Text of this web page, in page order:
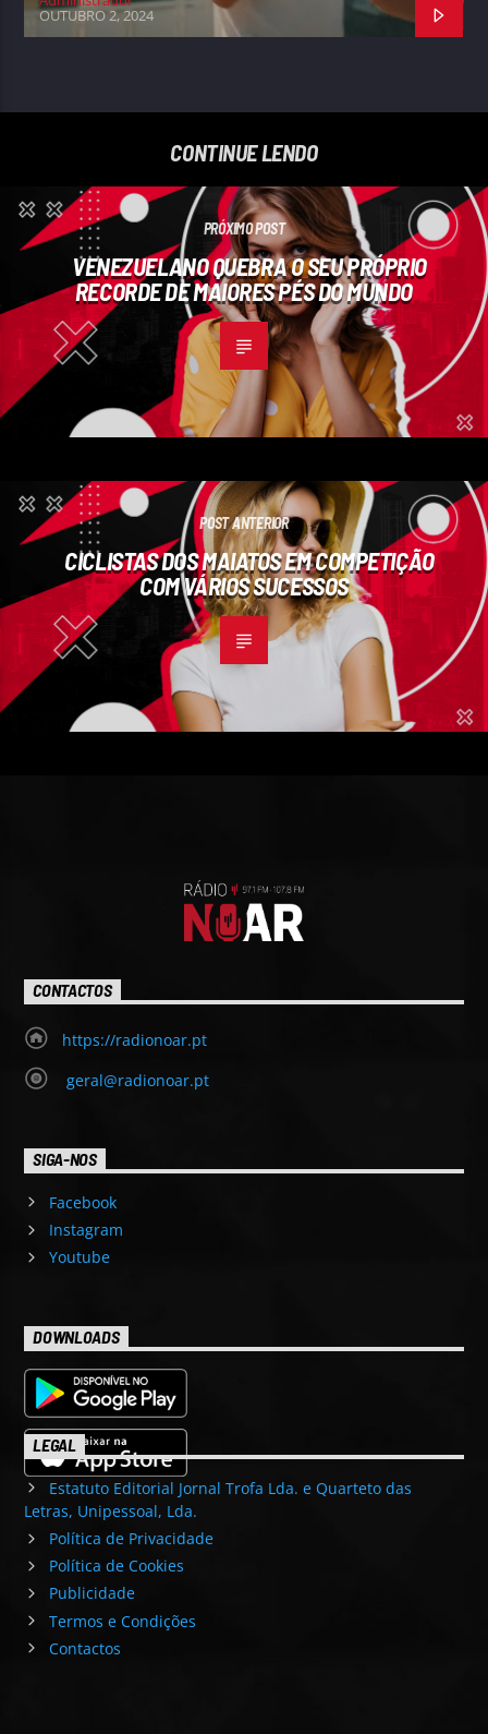
OUTUBRO 2, 2024
CONTINUE LENDO
PRÓXIMO POST
VENEZUELANO QUEBRA O SEU PRÓPRIO
RECORDE DE MAIORES PÉS DO MUNDO
POST ANTERIOR
CICLISTAS DOS MAIATOS EM COMPETIÇÃO
COM VÁRIOS SUCESSOS
CONTACTOS
https://radionoar.pt
geral@radionoar.pt
SIGA-NOS
Facebook
Instagram
Youtube
DOWNLOADS
LEGAL
Estatuto Editorial Jornal Trofa Lda. e Quarteto das
Letras, Unipessoal, Lda.
Política de Privacidade
Política de Cookies
Publicidade
Termos e Condições
Contactos